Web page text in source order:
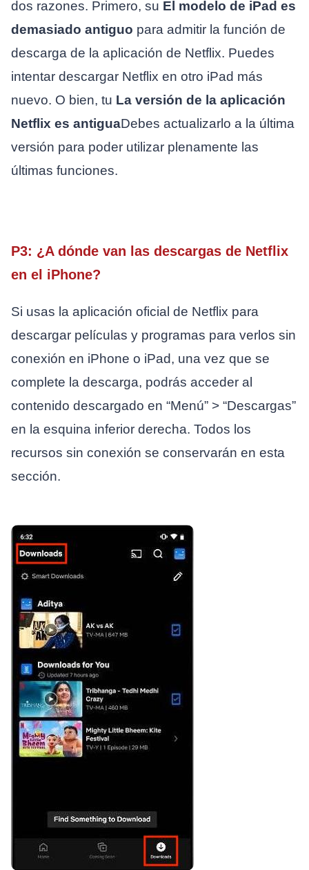
dos razones. Primero, su El modelo de iPad es
demasiado antiguo para admitir la función de
descarga de la aplicación de Netflix. Puedes
intentar descargar Netflix en otro iPad más
nuevo. O bien, tu La versión de la aplicación
Netflix es antiguaDebes actualizarlo a la última
versión para poder utilizar plenamente las
últimas funciones.
P3: ¿A dónde van las descargas de Netflix
en el iPhone?
Si usas la aplicación oficial de Netflix para
descargar películas y programas para verlos sin
conexión en iPhone o iPad, una vez que se
complete la descarga, podrás acceder al
contenido descargado en “Menú” > “Descargas”
en la esquina inferior derecha. Todos los
recursos sin conexión se conservarán en esta
sección.